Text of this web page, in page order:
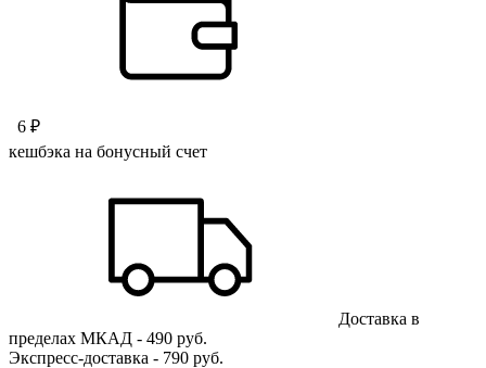
6 ₽
кешбэка на бонусный счет
Доставка в
пределах МКАД - 490 руб.
Экспресс-доставка - 790 руб.